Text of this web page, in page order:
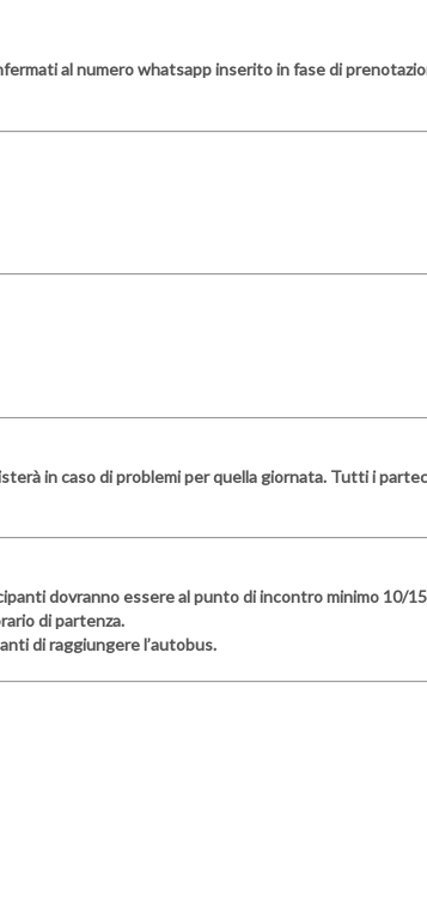
al numero whatsapp inserito in fase di
in caso di problemi per quella giornata. Tutti i
dovranno essere al punto di incontro minimo 10/
di partenza.
di raggiungere l’autobus.